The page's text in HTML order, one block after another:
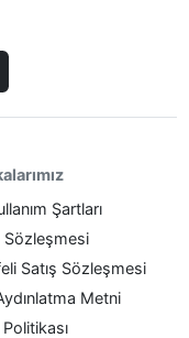
Şartları
Sözleşmesi
Satış Sözleşmesi
Metni